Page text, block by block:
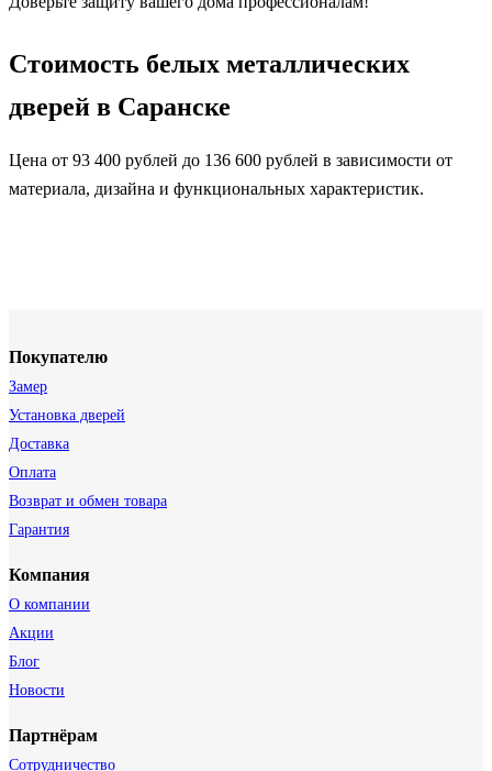
Стоимость белых металлических
дверей в Саранске
Цена от 93 400 рублей до 136 600 рублей в зависимости от
материала, дизайна и функциональных характеристик.
Покупателю
Замер
Установка дверей
Доставка
Оплата
Возврат и обмен товара
Гарантия
Компания
О компании
Акции
Блог
Новости
Партнёрам
Сотрудничество